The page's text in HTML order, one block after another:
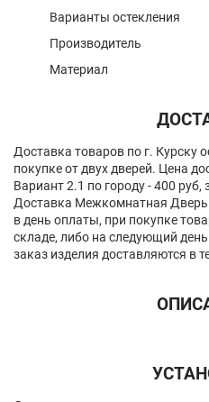
Варианты остекления
Производитель
Материал
Доставка товаров по г. Курску
покупке от двух дверей. Цена
Вариант 2.1 по городу - 400 руб,
Доставка Межкомнатная Дверь
в день оплаты, при покупке
складе, либо на следующий
заказ изделия доставляются в